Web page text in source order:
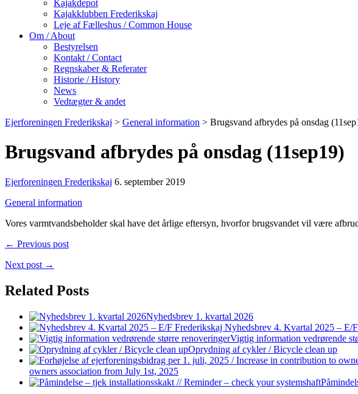
Kajakdepot
Kajakklubben Frederikskaj
Leje af Fælleshus / Common House
Om / About
Bestyrelsen
Kontakt / Contact
Regnskaber & Referater
Historie / History
News
Vedtægter & andet
Ejerforeningen Frederikskaj > General information > Brugsvand afbrydes på onsdag
Brugsvand afbrydes på onsdag (11sep19)
Ejerforeningen Frederikskaj 6. september 2019
General information
Vores varmtvandsbeholder skal have det årlige eftersyn, hvorfor brugsvandet vil være
← Previous post
Next post →
Related Posts
Nyhedsbrev 1. kvartal 2026
Nyhedsbrev 4. Kvartal 2025 – E/
Vigtig information vedrørende
Oprydning af cykler / Bicycle clean up
owners association from July 1st, 2025